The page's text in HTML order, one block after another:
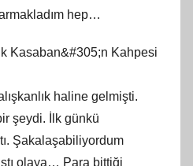
hep…
Kasaban&#305;n Kahpesi
haline gelmişti.
şeydi. İlk günkü
Şakalaşabiliyordum
olaya… Para bittiği